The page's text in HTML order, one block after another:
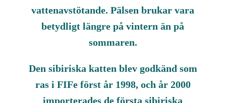
vattenavstötande. Pälsen brukar vara
betydligt längre på vintern än på
sommaren.
Den sibiriska katten blev godkänd som
ras i FIFe först år 1998, och år 2000
importerades de första sibiriska